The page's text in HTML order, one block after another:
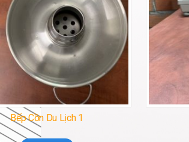
Bếp Cồn Du Lịch 1